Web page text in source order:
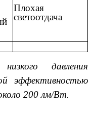
Плохая
светоотдача
давления
эффективностью
200 лм/Вт.